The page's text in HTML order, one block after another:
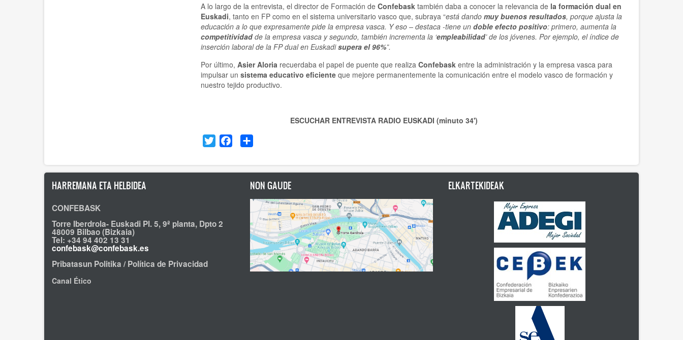
A lo largo de la entrevista, el director de Formación de Confebasktambién daba a conocer la relevancia de la formación dual en
Euskadi, tanto en FP como en el sistema universitario vasco que, subraya “está dando muy buenos resultados, porque ajusta la
educación a lo que expresamente pide la empresa vasca. Y eso – destaca -tiene un doble efecto positivo: primero, aumenta la
competitividad de la empresa vasca y segundo, también incrementa la ‘empleabilidad’ de los jóvenes. Por ejemplo, el índice de
inserción laboral de la FP dual en Euskadisupera el 96%”.
Por último, Asier Aloria recuerdaba el papel de puente que realiza Confebask entre la administración y la empresa vasca para
impulsar un sistema educativo eficienteque mejore permanentemente la comunicación entre el modelo vasco de formación y
nuestro tejido productivo.
ESCUCHAR ENTREVISTA RADIO EUSKADI (minuto 34')
TwitterFacebookShare
HARREMANA ETA HELBIDEA
CONFEBASK
Torre Iberdrola- Euskadi Pl. 5, 9ª planta, Dpto 2
48009 Bilbao (Bizkaia)
Tel: +34 94 402 13 31
confebask@confebask.es
Pribatasun Politika / Política de Privacidad
Canal Ético
NON GAUDE ELKARTEKIDEAK